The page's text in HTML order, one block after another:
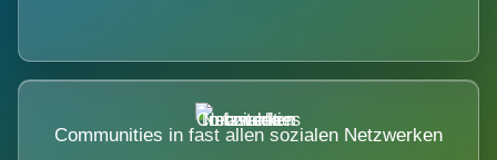
Communities in fast allen sozialen Netzwerken